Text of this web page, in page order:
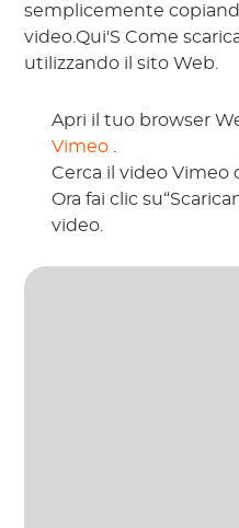
semplicemente
video.Qui'S Come
utilizzando il sito Web.
Apri il tuo browser
Vimeo
Cerca il video Vimeo
Ora fai clic
video.